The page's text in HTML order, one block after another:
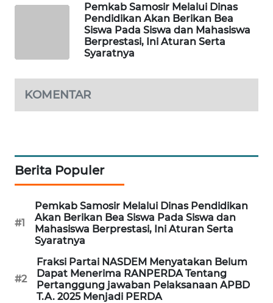
Pemkab Samosir Melalui Dinas
Pendidikan Akan Berikan Bea
Siswa Pada Siswa dan Mahasiswa
Berprestasi, Ini Aturan Serta
Syaratnya
KOMENTAR
Berita Populer
#1
Pemkab Samosir Melalui Dinas Pendidikan
Akan Berikan Bea Siswa Pada Siswa dan
Mahasiswa Berprestasi, Ini Aturan Serta
Syaratnya
#2
Fraksi Partai NASDEM Menyatakan Belum
Dapat Menerima RANPERDA Tentang
Pertanggung jawaban Pelaksanaan APBD
T.A. 2025 Menjadi PERDA
GARONGGANG
NEWS
ENERGI
CILEUNGSI
NEWS
BERKAT
NEWS